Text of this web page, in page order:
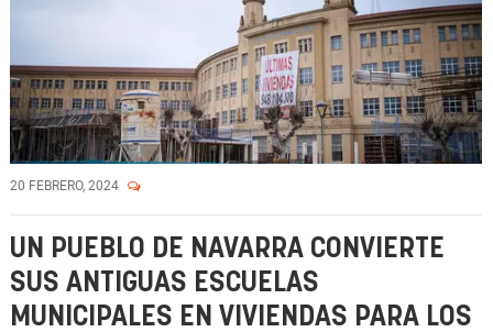
20 FEBRERO, 2024
UN PUEBLO DE NAVARRA CONVIERTE
SUS ANTIGUAS ESCUELAS
MUNICIPALES EN VIVIENDAS PARA LOS